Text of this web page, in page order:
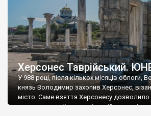
Херсонес Таврійський.
У 988 році, після кількох місяців облоги,
князь Володимир захопив Херсонес,
місто. Саме взяття Херсонесу
диктувати свої умови візантійському